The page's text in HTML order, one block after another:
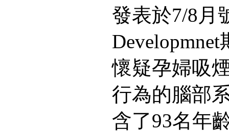
發表於7/8月
懷疑孕婦吸
行為的腦部
含了93名年